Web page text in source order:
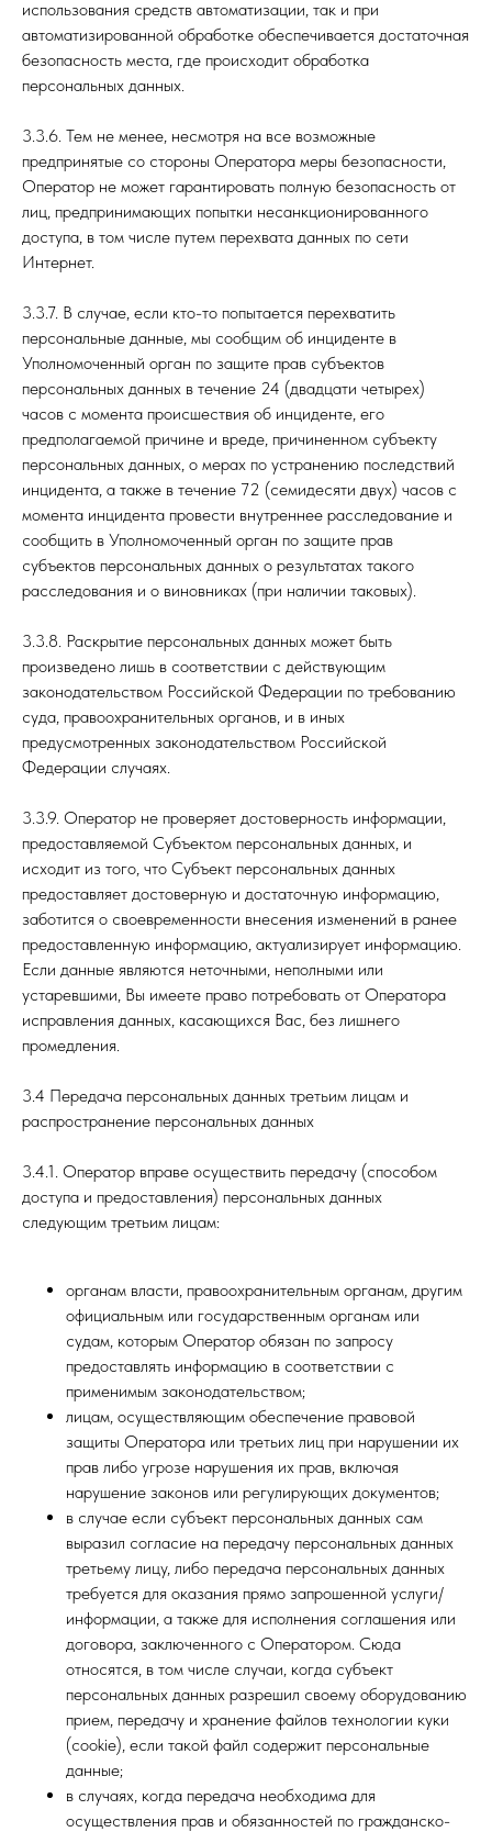
использования средств автоматизации, так и при
автоматизированной обработке обеспечивается достаточная
безопасность места, где происходит обработка
персональных данных.
3.3.6. Тем не менее, несмотря на все возможные
предпринятые со стороны Оператора меры безопасности,
Оператор не может гарантировать полную безопасность от
лиц, предпринимающих попытки несанкционированного
доступа, в том числе путем перехвата данных по сети
Интернет.
3.3.7. В случае, если кто-то попытается перехватить
персональные данные, мы сообщим об инциденте в
Уполномоченный орган по защите прав субъектов
персональных данных в течение 24 (двадцати четырех)
часов с момента происшествия об инциденте, его
предполагаемой причине и вреде, причиненном субъекту
персональных данных, о мерах по устранению последствий
инцидента, а также в течение 72 (семидесяти двух) часов с
момента инцидента провести внутреннее расследование и
сообщить в Уполномоченный орган по защите прав
субъектов персональных данных о результатах такого
расследования и о виновниках (при наличии таковых).
3.3.8. Раскрытие персональных данных может быть
произведено лишь в соответствии с действующим
законодательством Российской Федерации по требованию
суда, правоохранительных органов, и в иных
предусмотренных законодательством Российской
Федерации случаях.
3.3.9. Оператор не проверяет достоверность информации,
предоставляемой Субъектом персональных данных, и
исходит из того, что Субъект персональных данных
предоставляет достоверную и достаточную информацию,
заботится о своевременности внесения изменений в ранее
предоставленную информацию, актуализирует информацию.
Если данные являются неточными, неполными или
устаревшими, Вы имеете право потребовать от Оператора
исправления данных, касающихся Вас, без лишнего
промедления.
3.4 Передача персональных данных третьим лицам и
распространение персональных данных
3.4.1. Оператор вправе осуществить передачу (способом
доступа и предоставления) персональных данных
следующим третьим лицам:
органам власти, правоохранительным органам, другим
официальным или государственным органам или
судам, которым Оператор обязан по запросу
предоставлять информацию в соответствии с
применимым законодательством;
лицам, осуществляющим обеспечение правовой
защиты Оператора или третьих лиц при нарушении их
прав либо угрозе нарушения их прав, включая
нарушение законов или регулирующих документов;
в случае если субъект персональных данных сам
выразил согласие на передачу персональных данных
третьему лицу, либо передача персональных данных
требуется для оказания прямо запрошенной услуги/
информации, а также для исполнения соглашения или
договора, заключенного с Оператором. Сюда
относятся, в том числе случаи, когда субъект
персональных данных разрешил своему оборудованию
прием, передачу и хранение файлов технологии куки
(cookie), если такой файл содержит персональные
данные;
в случаях, когда передача необходима для
осуществления прав и обязанностей по гражданско-